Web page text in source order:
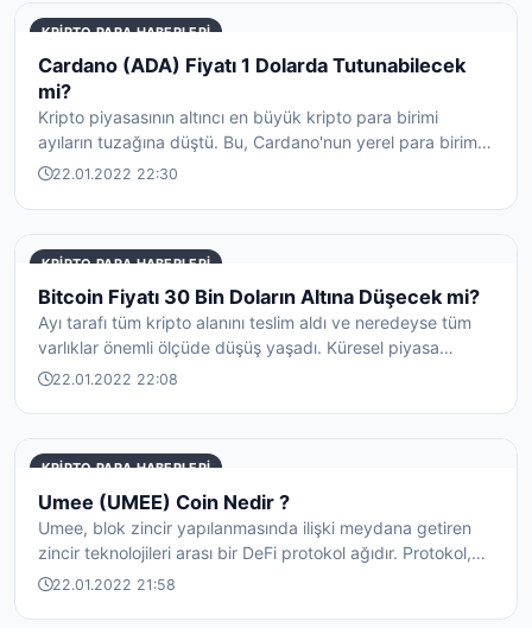
KRIPTO PARA HABERLERI
Cardano (ADA) Fiyatı 1 Dolarda Tutunabilecek
mi?
Kripto piyasasının altıncı en büyük kripto para birimi
ayıların tuzağına düştü. Bu, Cardano'nun yerel para birimi
ADA'nın fiyatını...
22.01.2022 22:30
KRIPTO PARA HABERLERI
Bitcoin Fiyatı 30 Bin Doların Altına Düşecek mi?
Ayı tarafı tüm kripto alanını teslim aldı ve neredeyse tüm
varlıklar önemli ölçüde düşüş yaşadı. Küresel piyasa
değeri art arda ik...
22.01.2022 22:08
KRIPTO PARA HABERLERI
Umee (UMEE) Coin Nedir ?
Umee, blok zincir yapılanmasında ilişki meydana getiren
zincir teknolojileri arası bir DeFi protokol ağıdır. Protokol,
bir başka y...
22.01.2022 21:58